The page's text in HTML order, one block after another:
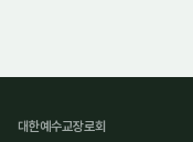
대한예수교장로회